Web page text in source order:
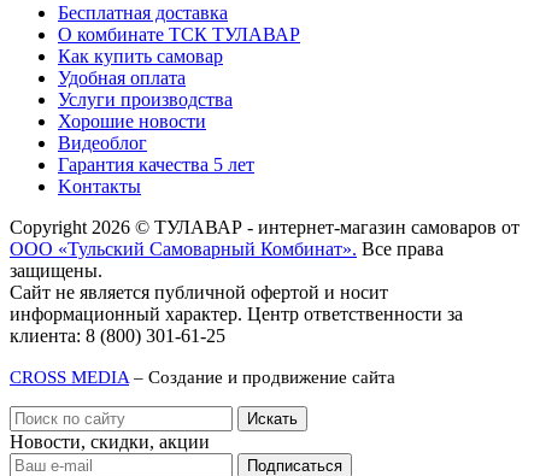
Бесплатная доставка
О комбинате ТСК ТУЛАВАР
Как купить самовар
Удобная оплата
Услуги производства
Хорошие новости
Видеоблог
Гарантия качества 5 лет
Kонтакты
Copyright 2026 © ТУЛАВАР - интернет-магазин самоваров от
ООО «Тульский Самоварный Комбинат». Все права
защищены.
Сайт не является публичной офертой и носит
информационный характер. Центр ответственности за
клиента: 8 (800) 301-61-25
CROSS MEDIA – Создание и продвижение сайта
Новости, скидки, акции
Подписаться